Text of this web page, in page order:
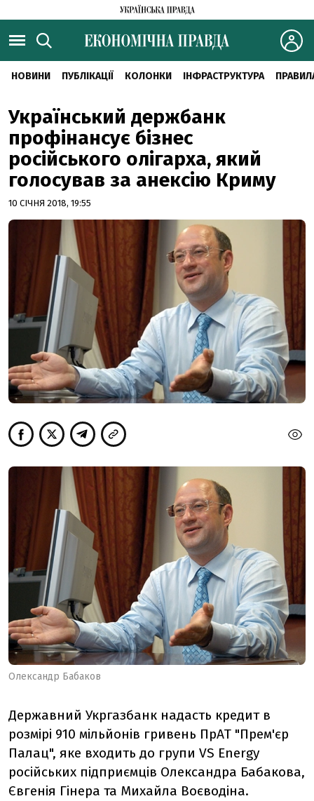
НОВИНИ ПУБЛІКАЦІЇ КОЛОНКИ ІНФРАСТРУКТУРА
Український держбанк
профінансує бізнес
російського олігарха, який
голосував за анексію Криму
10 СІЧНЯ 2018, 19:55
Олександр Бабаков
Державний Укргазбанк надасть кредит в
розмірі 910 мільйонів гривень ПрАТ "Прем'єр
Палац", яке входить до групи VS Energy
російських підприємців Олександра Бабакова,
Євгенія Гінера та Михайла Воєводіна.